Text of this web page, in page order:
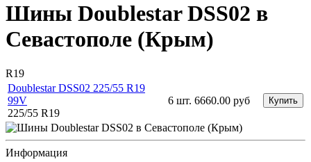
Шины Doublestar DSS02 в
Севастополе (Крым)
R19
Doublestar DSS02 225/55 R19
99V
225/55 R19
6 шт. 6660.00 руб Купить
Информация